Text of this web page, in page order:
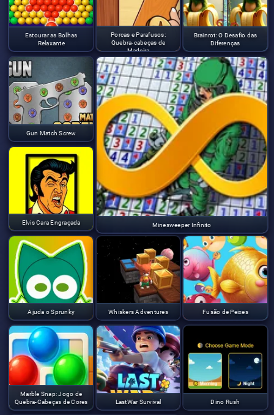
Estourar as Bolhas
Relaxante
Porcas e Parafusos:
Quebra-cabeças de
Madeira
Brainrot: O Desafio das
Diferenças
Gun Match Screw
Minesweeper Infinito
Elvis Cara Engraçada
Ajuda o Sprunky Whiskers Adventures Fusão de Peixes
Marble Snap: Jogo de
Quebra-Cabeças de Cores
LastWar Survival Dino Rush